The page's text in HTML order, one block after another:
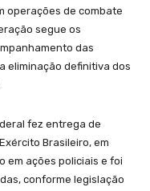
operações de combate
segue os
das
eliminação definitiva dos
fez entrega de
Brasileiro, em
em ações policiais e foi
conforme legislação